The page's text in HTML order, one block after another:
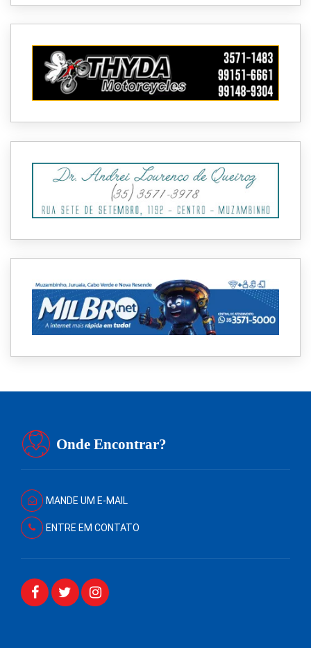
Onde Encontrar?
MANDE UM E-MAIL
ENTRE EM CONTATO